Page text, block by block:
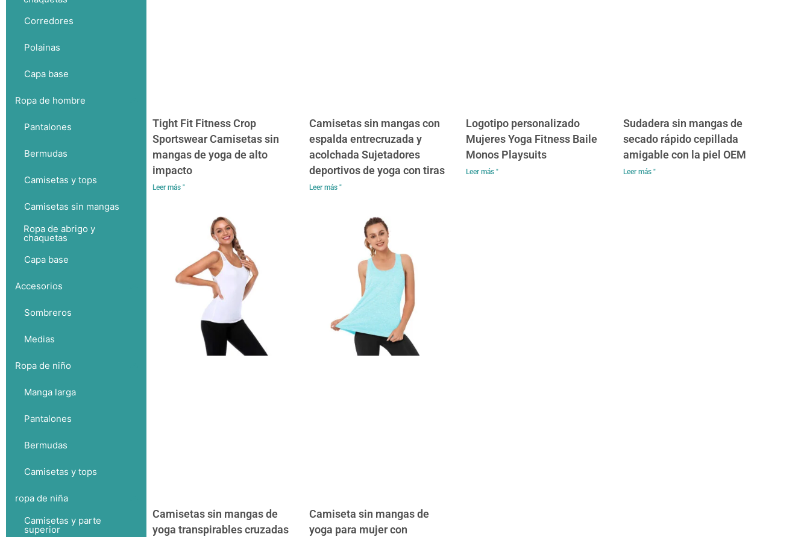
Corredores
Polainas
Capa base
Ropa de hombre
Pantalones
Bermudas
Camisetas y tops
Camisetas sin mangas
Ropa de abrigo y
chaquetas
Capa base
Accesorios
Sombreros
Medias
Ropa de niño
Manga larga
Pantalones
Bermudas
Camisetas y tops
ropa de niña
Camisetas y parte
superior
Tight Fit Fitness Crop
Sportswear Camisetas sin
mangas de yoga de alto
impacto
Leer más "
Camisetas sin mangas con
espalda entrecruzada y
acolchada Sujetadores
deportivos de yoga con tiras
Leer más "
Logotipo personalizado
Mujeres Yoga Fitness Baile
Monos Playsuits
Leer más "
Sudadera sin mangas de
secado rápido cepillada
amigable con la piel OEM
Leer más "
Camisetas sin mangas de
yoga transpirables cruzadas
Camiseta sin mangas de
yoga para mujer con